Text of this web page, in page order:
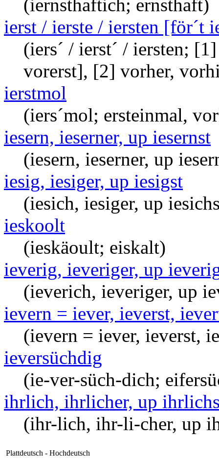
(iernsthaftich; ernsthaft)
ierst / ierste / iersten [för´t
(iers´ / ierst´ / iersten;
vorerst], [2] vorher,
ierstmol
(iers´mol; ersteinmal,
iesern, ieserner, up iesernst
(iesern, ieserner, up
iesig, iesiger, up iesigst
(iesich, iesiger, up
ieskoolt
(ieskäoult; eiskalt)
ieverig, ieveriger, up
(ieverich, ieveriger, up
ievern = iever, ieverst,
(ievern = iever, ieverst,
ieversüchdig
(ie-ver-süch-dich;
ihrlich, ihrlicher, up
(ihr-lich, ihr-li-cher, up
Plattdeutsch - Hochdeutsch